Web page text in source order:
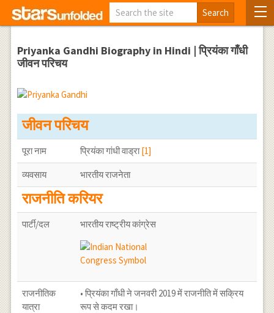
Priyanka Gandhi Biography in Hindi | प्रियंका गाँधी
जीवन परिचय
जीवन परिचय
पूरा नाम प्रियंका गांधी वाड्रा[1]
व्यवसाय भारतीय राजनेता
राजनीति करियर
पार्टी/दल भारतीय राष्ट्रीय कांग्रेस
राजनीतिक
यात्रा
• प्रियंका गाँधी ने जनवरी 2019 में राजनीति में सक्रिय
रूप से कदम रखा।